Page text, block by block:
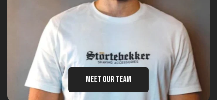
MEET OUR TEAM